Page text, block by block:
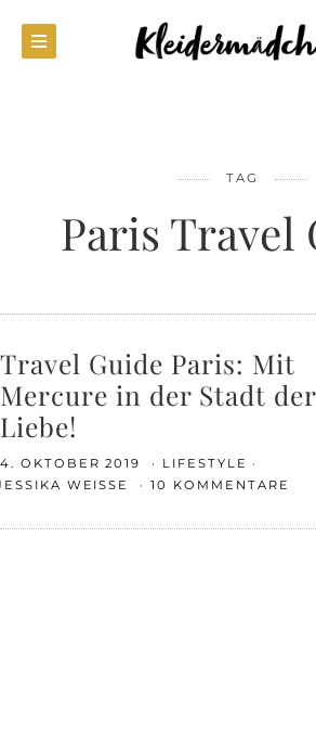
TAG
Paris Travel
Travel Guide Paris: Mit
Mercure in der Stadt der
Liebe!
4. OKTOBER 2019
LIFESTYLE
WEISSE
10 KOMMENTARE